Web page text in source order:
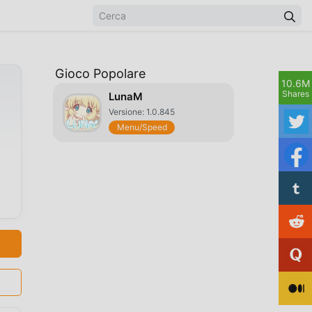
Gioco Popolare
LunaM
Versione: 1.0.845
Menu/Speed
10.6M
Shares